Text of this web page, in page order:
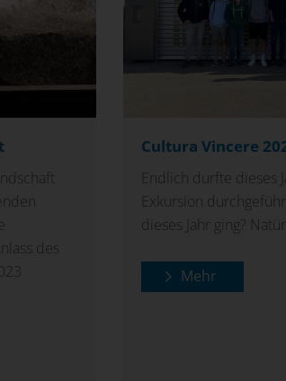
des
Cultura Vincere
Endlich durfte dieses
Exkursion
dieses Jahr ging?
Mehr